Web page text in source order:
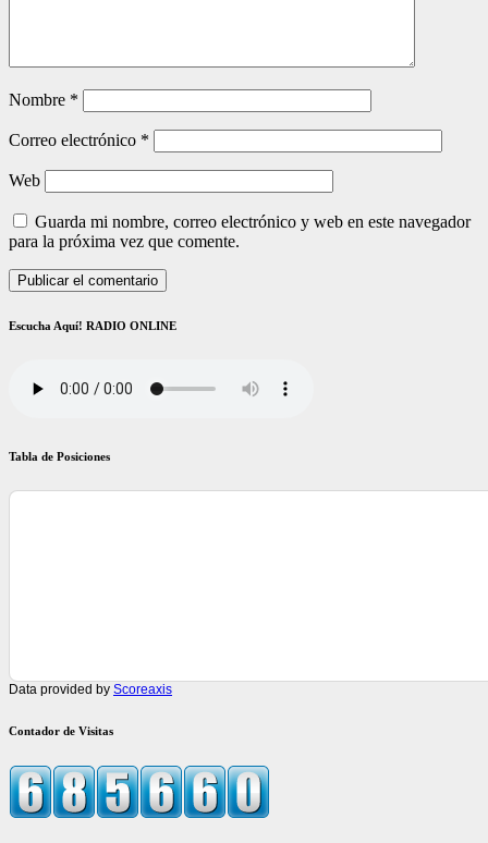
Nombre *
Correo electrónico *
Web
Guarda mi nombre, correo electrónico y web en este navegador
para la próxima vez que comente.
Escucha Aquí! RADIO ONLINE
Tabla de Posiciones
Data provided by Scoreaxis
Contador de Visitas